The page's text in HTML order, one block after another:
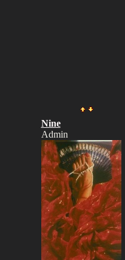
Nine
Admin